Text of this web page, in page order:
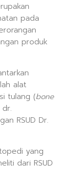
pada
produk
alat
tulang (bone
RSUD Dr.
yang
dari RSUD